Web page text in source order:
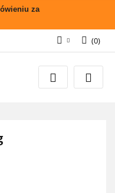
za
Zaloguj się
Zarejestruj się
(0)